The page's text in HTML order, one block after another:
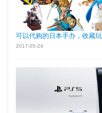
可以代购的日本手办，收藏
2017-05-24